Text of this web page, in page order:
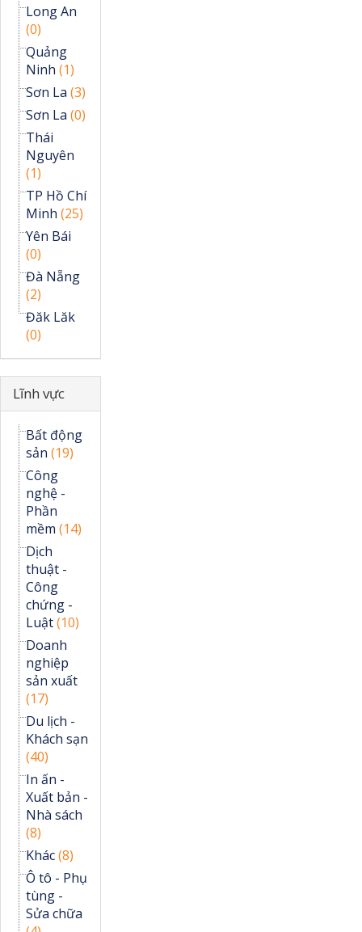
Long An
(0)
Quảng
Ninh (1)
Sơn La (3)
Sơn La (0)
Thái
Nguyên
(1)
TP Hồ Chí
Minh (25)
Yên Bái
(0)
Đà Nẵng
(2)
Đăk Lăk
(0)
Ẩn
Lĩnh vực
Bất động
sản (19)
Công
nghệ -
Phần
mềm (14)
Dịch
thuật -
Công
chứng -
Luật(10)
Doanh
nghiệp
sản xuất
(17)
Du lịch -
Khách sạn
(40)
In ấn -
Xuất bản -
Nhà sách
(8)
Khác(8)
Ô tô - Phụ
tùng -
Sửa chữa